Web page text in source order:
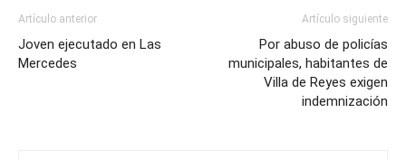
Artículo anterior
Joven ejecutado en Las
Mercedes
Artículo siguiente
Por abuso de policías
municipales, habitantes de
Villa de Reyes exigen
indemnización